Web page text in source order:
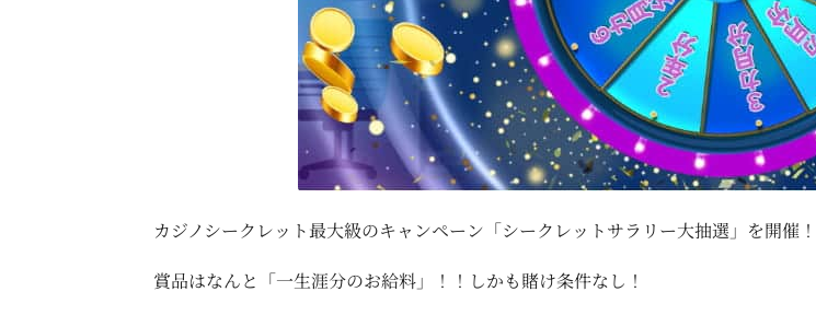
カジノシークレット最大級のキャンペーン「シークレットサラリー大抽選」を開催！
賞品はなんと「一生涯分のお給料」！！しかも賭け条件なし！